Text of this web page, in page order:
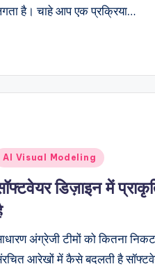
है। चाहे आप एक प्रक्रिया…
AI Visual Modeling
डिज़ाइन में
अंग्रेजी टीमों को कितना
आरेखों में कैसे बदलती है